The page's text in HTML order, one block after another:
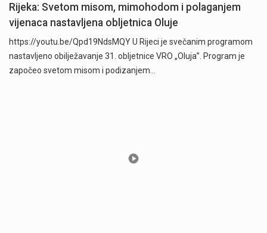
Rijeka: Svetom misom, mimohodom i polaganjem
vijenaca nastavljena obljetnica Oluje
https://youtu.be/Qpd19NdsMQY U Rijeci je svečanim programom
nastavljeno obilježavanje 31. obljetnice VRO „Oluja”. Program je
započeo svetom misom i podizanjem…